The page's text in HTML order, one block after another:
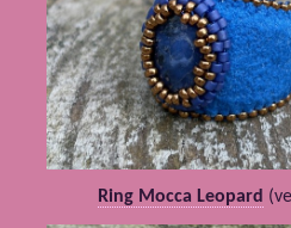
Ring Mocca Leopard